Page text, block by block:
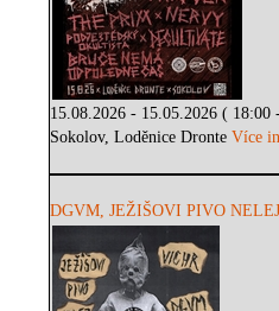
15.08.2026 - 15.05.2026 ( 18:00
Sokolov, Loděnice DronteVíce
DGVM, JEŽIŠOVI PIVO